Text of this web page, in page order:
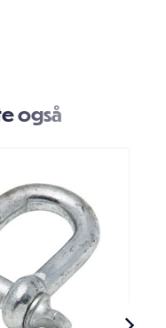
også